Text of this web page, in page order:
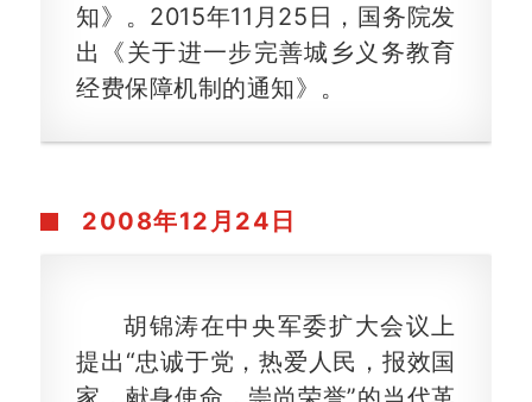
知》。2015年11月25日，国务院发
出《关于进一步完善城乡义务教育
经费保障机制的通知》。
2008年12月24日
胡锦涛在中央军委扩大会议上
提出“忠诚于党，热爱人民，报效国